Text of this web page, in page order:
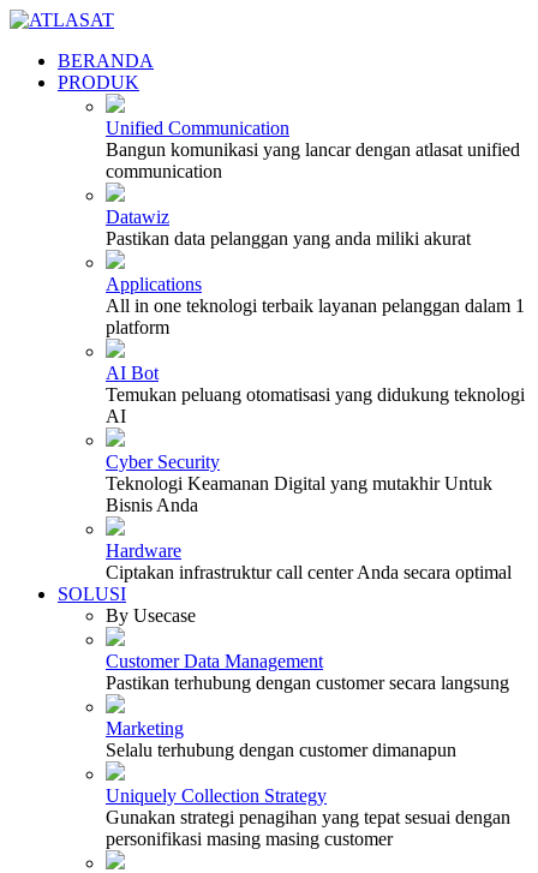
BERANDA
PRODUK
Unified Communication
Bangun komunikasi yang lancar dengan atlasat unified
communication
Datawiz
Pastikan data pelanggan yang anda miliki akurat
Applications
All in one teknologi terbaik layanan pelanggan dalam 1
platform
AI Bot
Temukan peluang otomatisasi yang didukung teknologi
AI
Cyber Security
Teknologi Keamanan Digital yang mutakhir Untuk
Bisnis Anda
Hardware
Ciptakan infrastruktur call center Anda secara optimal
SOLUSI
By Usecase
Customer Data Management
Pastikan terhubung dengan customer secara langsung
Marketing
Selalu terhubung dengan customer dimanapun
Uniquely Collection Strategy
Gunakan strategi penagihan yang tepat sesuai dengan
personifikasi masing masing customer